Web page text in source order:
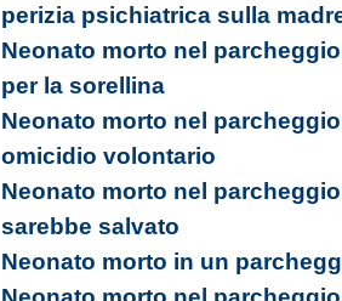
perizia psichiatrica sulla
Neonato morto nel
per la sorellina
Neonato morto nel
omicidio volontario
Neonato morto nel
sarebbe salvato
Neonato morto in un